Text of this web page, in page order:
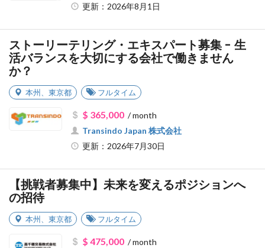
更新：2026年8月1日
ストーリーテリング・エキスパート募集 - 生
活バランスを大切にする会社で働きません
か？
本州 東京都 フルタイム
$ 365,000/ month
Transindo Japan 株式会社
更新：2026年7月30日
【挑戦者募集中】未来を変えるポジションへ
の招待
本州 東京都 フルタイム
$ 475,000/ month